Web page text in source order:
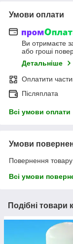
Умови оплати
Ви отримаєте
або гроші
Детальніше
Оплатити
Післяплата
Всі умови оплати
Умови
Повернення
Всі умови
Подібні товари